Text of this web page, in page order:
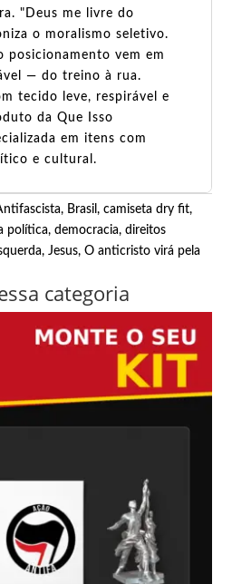
"Deus me livre do
o moralismo seletivo.
posicionamento vem em
— do treino à rua.
tecido leve, respirável e
da Que Isso
em itens com
e cultural.
, Brasil,camiseta dry fit,
política,democracia,direitos
, Jesus,O anticristo virá pela
categoria